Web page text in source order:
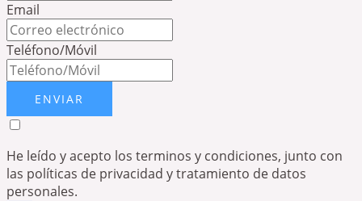
Email
Teléfono/Móvil
ENVIAR
He leído y acepto los terminos y condiciones, junto con
las políticas de privacidad y tratamiento de datos
personales.